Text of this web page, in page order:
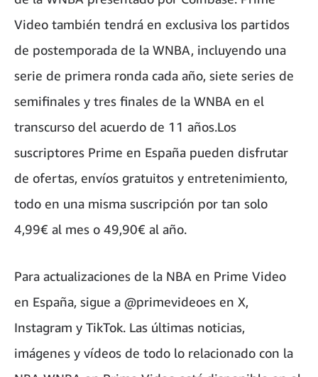
Video también tendrá en exclusiva los partidos
de postemporada de la WNBA, incluyendo una
serie de primera ronda cada año, siete series de
semifinales y tres finales de la WNBA en el
transcurso del acuerdo de 11 años.Los
suscriptores Prime en España pueden disfrutar
de ofertas, envíos gratuitos y entretenimiento,
todo en una misma suscripción por tan solo
4,99€ al mes o 49,90€ al año.
Para actualizaciones de la NBA en Prime Video
en España, sigue a @primevideoes en X,
Instagram y TikTok. Las últimas noticias,
imágenes y vídeos de todo lo relacionado con la